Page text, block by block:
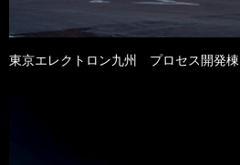
東京エレクトロン九州 プロセス開発棟